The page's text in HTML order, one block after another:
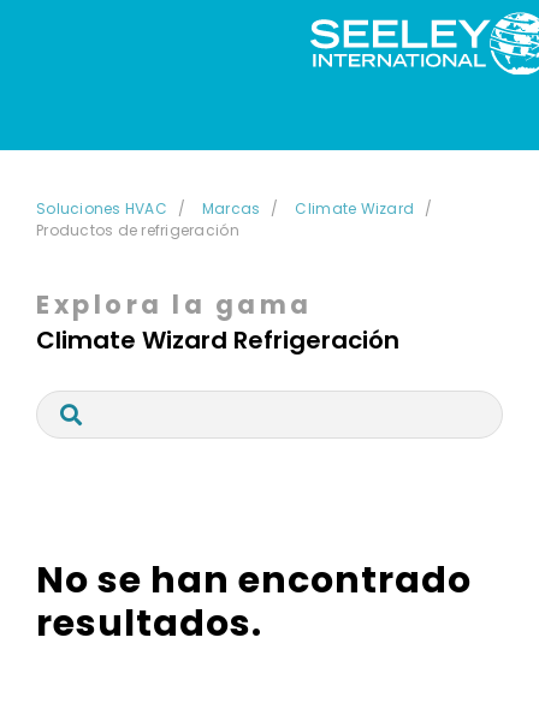
Soluciones HVAC Marcas
Climate Wizard
Productos de refrigeración
Explora la gama
Climate Wizard Refrigeración
No se han encontrado
resultados.